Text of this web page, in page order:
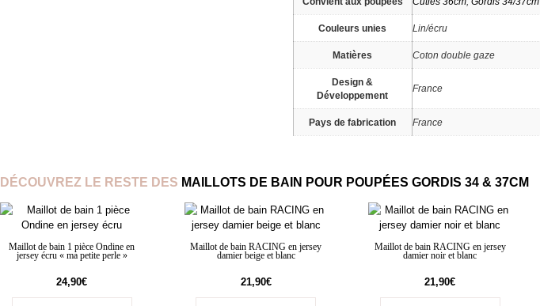
Couleurs unies Lin/écru
Matières Coton double gaze
Design &
Développement
France
Pays de fabrication France
DÉCOUVREZ LE RESTE DES MAILLOTS DE BAIN POUR POUPÉES GORDIS 34 & 37CM
Maillot de bain 1 pièce Ondine en
jersey écru « ma petite perle »
24,90€
Maillot de bain RACING en jersey
damier beige et blanc
21,90€
Maillot de bain RACING en jersey
damier noir et blanc
21,90€